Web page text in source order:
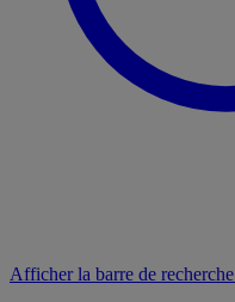
Afficher la barre de recherche